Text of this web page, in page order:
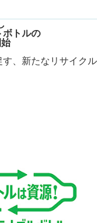
ボトルの
、新たなリサイクル